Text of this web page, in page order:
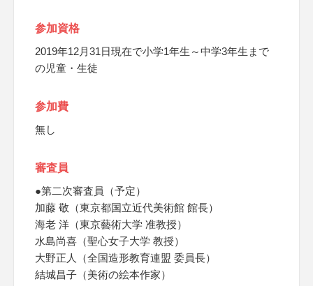
参加資格
2019年12月31日現在で小学1年生～中学3年生まで
の児童・生徒
参加費
無し
審査員
●第二次審査員（予定）
加藤 敬（東京都国立近代美術館 館長）
海老 洋（東京藝術大学 准教授）
水島尚喜（聖心女子大学 教授）
大野正人（全国造形教育連盟 委員長）
結城昌子（美術の絵本作家）